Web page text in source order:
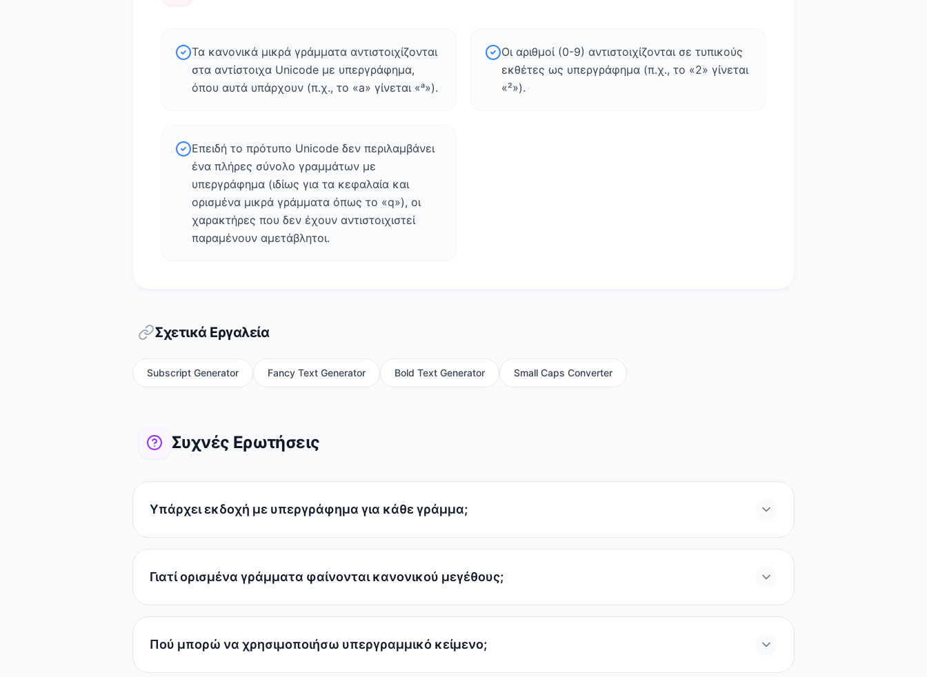
Τα κανονικά μικρά γράμματα αντιστοιχίζονται
στα αντίστοιχα Unicode με υπεργράφημα,
όπου αυτά υπάρχουν (π.χ., το «a» γίνεται «ᵃ»).
Οι αριθμοί (0-9) αντιστοιχίζονται σε τυπικούς
εκθέτες ως υπεργράφημα (π.χ., το «2» γίνεται
«²»).
Επειδή το πρότυπο Unicode δεν περιλαμβάνει
ένα πλήρες σύνολο γραμμάτων με
υπεργράφημα (ιδίως για τα κεφαλαία και
ορισμένα μικρά γράμματα όπως το «q»), οι
χαρακτήρες που δεν έχουν αντιστοιχιστεί
παραμένουν αμετάβλητοι.
Σχετικά Εργαλεία
Subscript Generator Fancy Text Generator Bold Text Generator Small Caps Converter
Συχνές Ερωτήσεις
Υπάρχει εκδοχή με υπεργράφημα για κάθε γράμμα;
Γιατί ορισμένα γράμματα φαίνονται κανονικού μεγέθους;
Πού μπορώ να χρησιμοποιήσω υπεργραμμικό κείμενο;